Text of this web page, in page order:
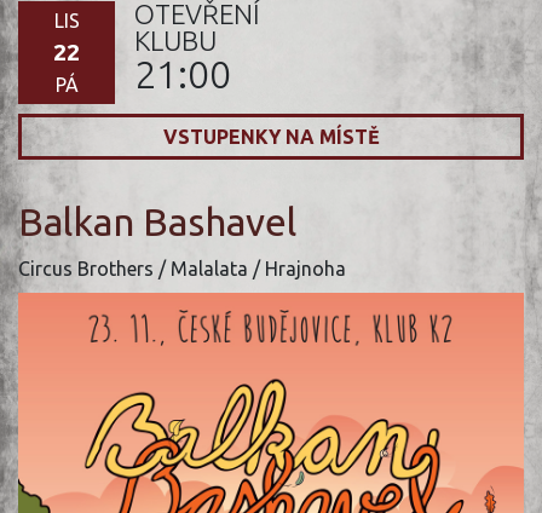
LIS
22
PÁ
OTEVŘENÍ
KLUBU
21:00
VSTUPENKY NA MÍSTĚ
Balkan Bashavel
Circus Brothers / Malalata / Hrajnoha